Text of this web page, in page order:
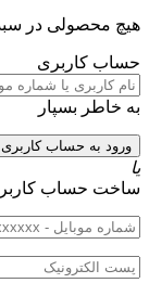
هیچ محصولی در
حساب کاربری
به خاطر بسپار
یا
ساخت حساب